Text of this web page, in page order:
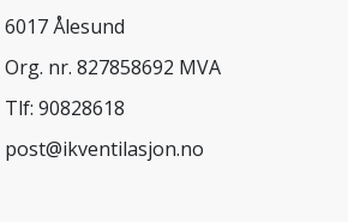
6017 Ålesund
Org. nr. 827858692 MVA
Tlf: 90828618
post@ikventilasjon.no